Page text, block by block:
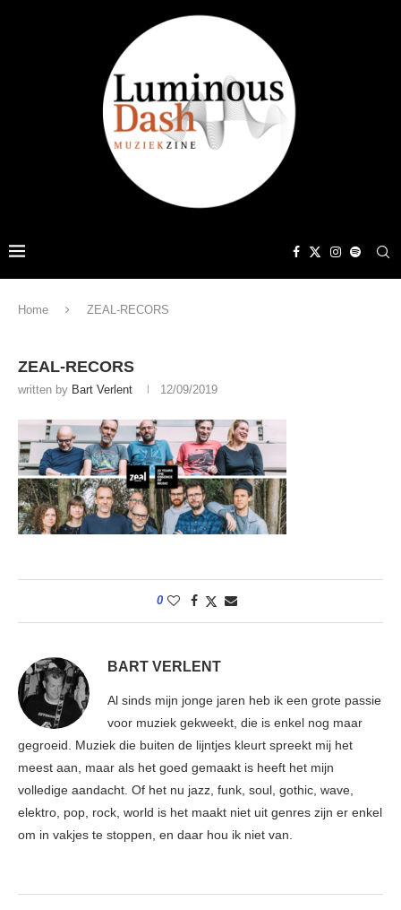
Home ZEAL-RECORS
ZEAL-RECORS
written by Bart Verlent 12/09/2019
0
BART VERLENT
Al sinds mijn jonge jaren heb ik een grote passie
voor muziek gekweekt, die is enkel nog maar
gegroeid. Muziek die buiten de lijntjes kleurt spreekt mij het
meest aan, maar als het goed gemaakt is heeft het mijn
volledige aandacht. Of het nu jazz, funk, soul, gothic, wave,
elektro, pop, rock, world is het maakt niet uit genres zijn er enkel
om in vakjes te stoppen, en daar hou ik niet van.